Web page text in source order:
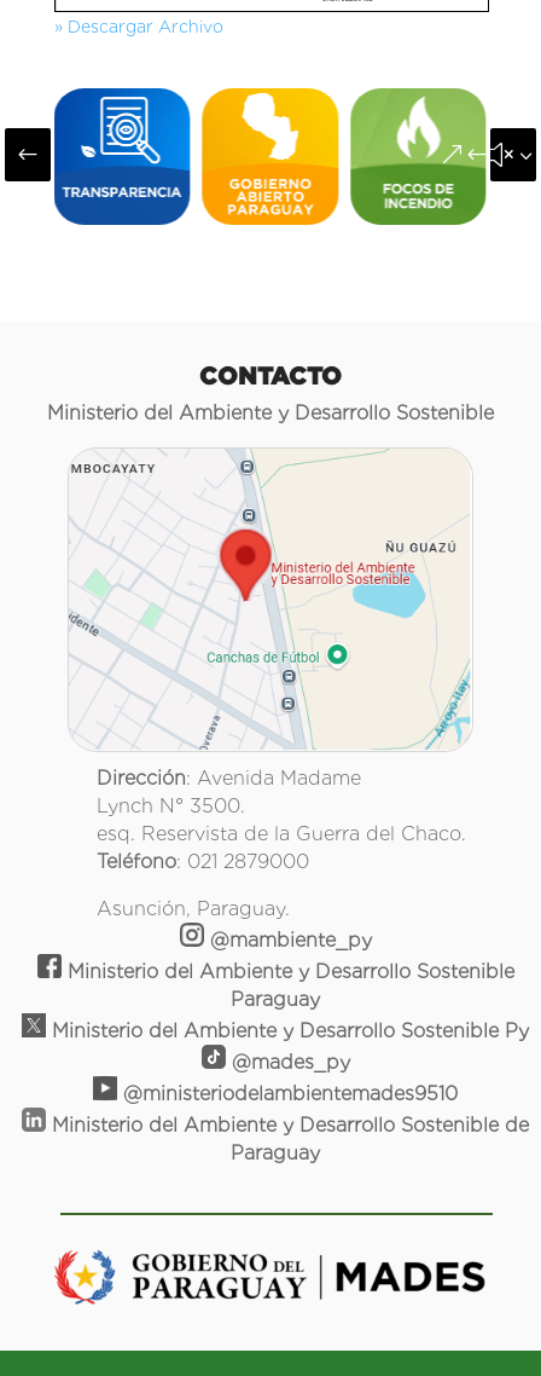
» Descargar Archivo
#
CONTACTO
Ministerio del Ambiente y Desarrollo Sostenible
Dirección: Avenida Madame
Lynch N° 3500.
esq. Reservista de la Guerra del Chaco.
Teléfono: 021 2879000
Asunción, Paraguay.
@mambiente_py
Ministerio del Ambiente y Desarrollo Sostenible
Paraguay
Ministerio del Ambiente y Desarrollo Sostenible Py
@mades_py
@ministeriodelambientemades9510
Ministerio del Ambiente y Desarrollo Sostenible de
Paraguay